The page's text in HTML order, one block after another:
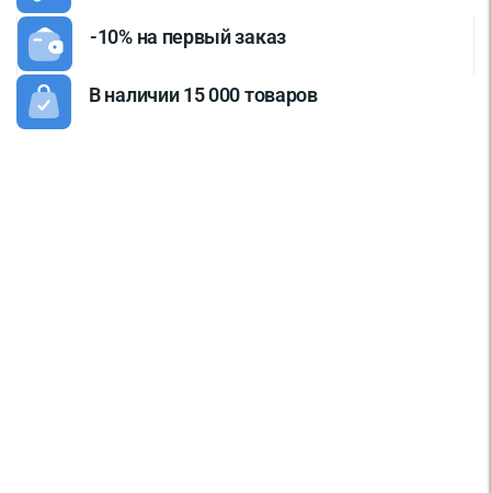
-10% на первый заказ
В наличии 15 000 товаров